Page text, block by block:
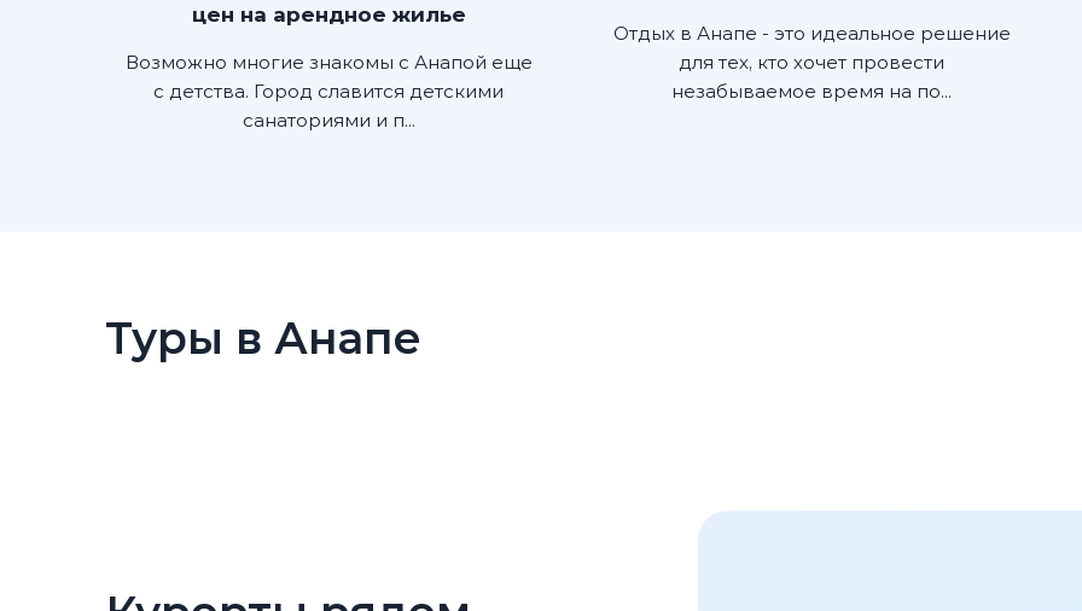
цен на арендное жилье
Возможно многие знакомы с Анапой еще
с детства. Город славится детскими
санаториями и п...
Отдых в Анапе - это идеальное решение
для тех, кто хочет провести
незабываемое время на по...
Туры в Анапе